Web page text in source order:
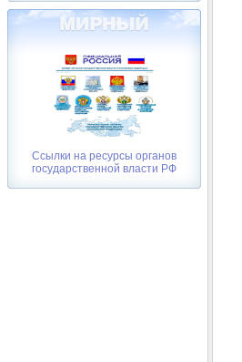
Ссылки на ресурсы органов
государственной власти РФ